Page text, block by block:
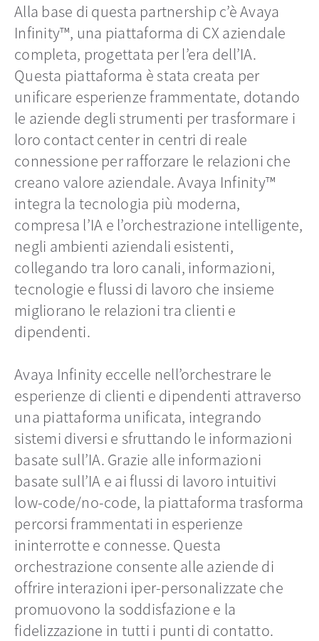
Alla base di questa partnership c’è Avaya
Infinity™, una piattaforma di CX aziendale
completa, progettata per l’era dell’IA.
Questa piattaforma è stata creata per
unificare esperienze frammentate, dotando
le aziende degli strumenti per trasformare i
loro contact center in centri di reale
connessione per rafforzare le relazioni che
creano valore aziendale. Avaya Infinity™
integra la tecnologia più moderna,
compresa l’IA e l’orchestrazione intelligente,
negli ambienti aziendali esistenti,
collegando tra loro canali, informazioni,
tecnologie e flussi di lavoro che insieme
migliorano le relazioni tra clienti e
dipendenti.
Avaya Infinity eccelle nell’orchestrare le
esperienze di clienti e dipendenti attraverso
una piattaforma unificata, integrando
sistemi diversi e sfruttando le informazioni
basate sull’IA. Grazie alle informazioni
basate sull’IA e ai flussi di lavoro intuitivi
low-code/no-code, la piattaforma trasforma
percorsi frammentati in esperienze
ininterrotte e connesse. Questa
orchestrazione consente alle aziende di
offrire interazioni iper-personalizzate che
promuovono la soddisfazione e la
fidelizzazione in tutti i punti di contatto.